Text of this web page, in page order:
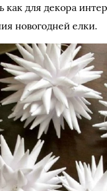
как для декора
новогодней елки.